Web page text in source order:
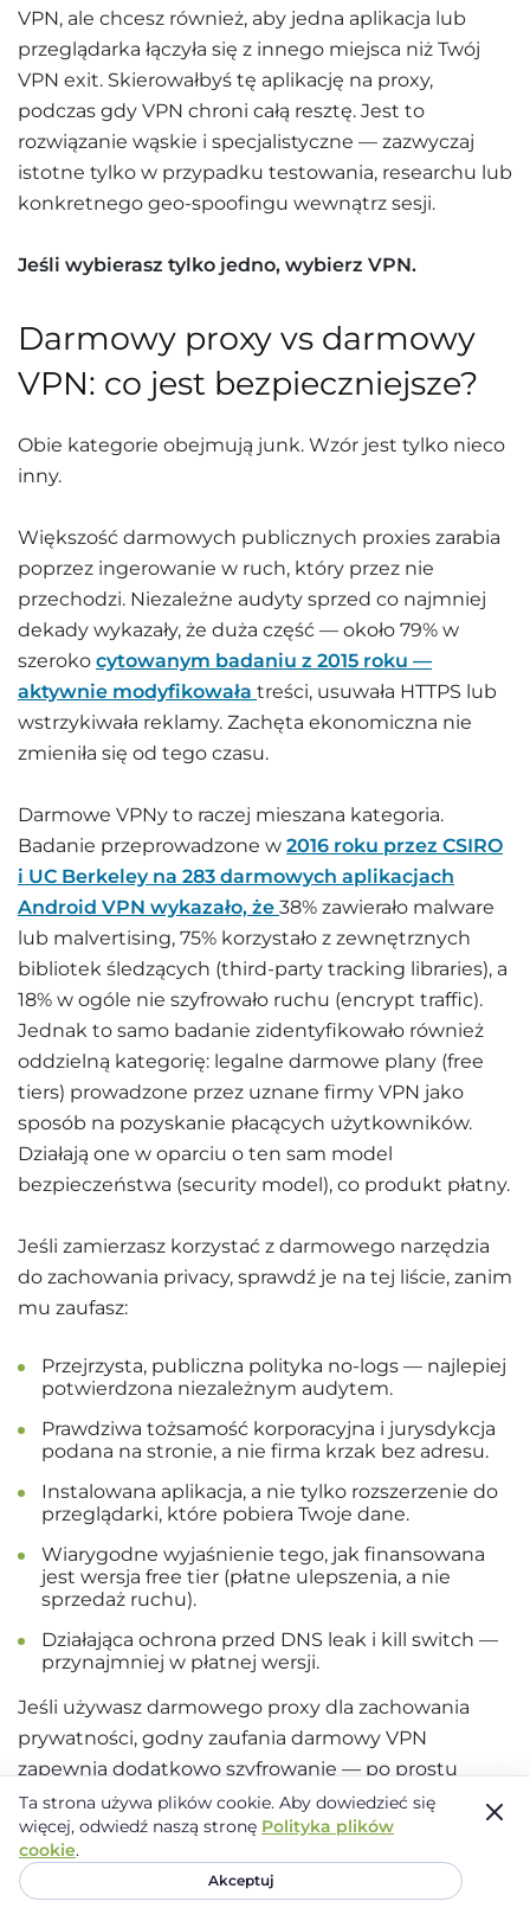
VPN, ale chcesz również, aby jedna aplikacja lub
przeglądarka łączyła się z innego miejsca niż Twój
VPN exit. Skierowałbyś tę aplikację na proxy,
podczas gdy VPN chroni całą resztę. Jest to
rozwiązanie wąskie i specjalistyczne — zazwyczaj
istotne tylko w przypadku testowania, researchu lub
konkretnego geo-spoofingu wewnątrz sesji.
Jeśli wybierasz tylko jedno, wybierz VPN.
Darmowy proxy vs darmowy
VPN: co jest bezpieczniejsze?
Obie kategorie obejmują junk. Wzór jest tylko nieco
inny.
Większość darmowych publicznych proxies zarabia
poprzez ingerowanie w ruch, który przez nie
przechodzi. Niezależne audyty sprzed co najmniej
dekady wykazały, że duża część — około 79% w
szeroko cytowanym badaniu z 2015 roku —
aktywnie modyfikowała treści, usuwała HTTPS lub
wstrzykiwała reklamy. Zachęta ekonomiczna nie
zmieniła się od tego czasu.
Darmowe VPNy to raczej mieszana kategoria.
Badanie przeprowadzone w 2016 roku przez CSIRO
i UC Berkeley na 283 darmowych aplikacjach
Android VPN wykazało, że 38% zawierało malware
lub malvertising, 75% korzystało z zewnętrznych
bibliotek śledzących (third-party tracking libraries), a
18% w ogóle nie szyfrowało ruchu (encrypt traffic).
Jednak to samo badanie zidentyfikowało również
oddzielną kategorię: legalne darmowe plany (free
tiers) prowadzone przez uznane firmy VPN jako
sposób na pozyskanie płacących użytkowników.
Działają one w oparciu o ten sam model
bezpieczeństwa (security model), co produkt płatny.
Jeśli zamierzasz korzystać z darmowego narzędzia
do zachowania privacy, sprawdź je na tej liście, zanim
mu zaufasz:
Przejrzysta, publiczna polityka no-logs — najlepiej
potwierdzona niezależnym audytem.
Prawdziwa tożsamość korporacyjna i jurysdykcja
podana na stronie, a nie firma krzak bez adresu.
Instalowana aplikacja, a nie tylko rozszerzenie do
przeglądarki, które pobiera Twoje dane.
Wiarygodne wyjaśnienie tego, jak finansowana
jest wersja free tier (płatne ulepszenia, a nie
sprzedaż ruchu).
Działająca ochrona przed DNS leak i kill switch —
przynajmniej w płatnej wersji.
Jeśli używasz darmowego proxy dla zachowania
prywatności, godny zaufania darmowy VPN
zapewnia dodatkowo szyfrowanie — po prostu
najpierw zweryfikuj dostawcę.
Zatem co powinieneś wybrać,
Ta strona używa plików cookie. Aby dowiedzieć się
więcej, odwiedź naszą stronę Polityka plików
cookie.
Akceptuj